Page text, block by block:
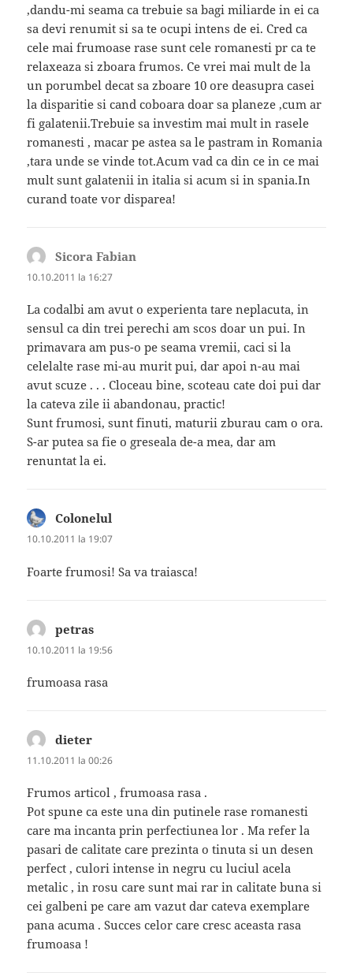
,dandu-mi seama ca trebuie sa bagi miliarde in ei ca
sa devi renumit si sa te ocupi intens de ei. Cred ca
cele mai frumoase rase sunt cele romanesti pr ca te
relaxeaza si zboara frumos. Ce vrei mai mult de la
un porumbel decat sa zboare 10 ore deasupra casei
la disparitie si cand coboara doar sa planeze ,cum ar
fi galatenii.Trebuie sa investim mai mult in rasele
romanesti , macar pe astea sa le pastram in Romania
,tara unde se vinde tot.Acum vad ca din ce in ce mai
mult sunt galatenii in italia si acum si in spania.In
curand toate vor disparea!
Sicora Fabian
10.10.2011 la 16:27
La codalbi am avut o experienta tare neplacuta, in
sensul ca din trei perechi am scos doar un pui. In
primavara am pus-o pe seama vremii, caci si la
celelalte rase mi-au murit pui, dar apoi n-au mai
avut scuze . . . Cloceau bine, scoteau cate doi pui dar
la cateva zile ii abandonau, practic!
Sunt frumosi, sunt finuti, maturii zburau cam o ora.
S-ar putea sa fie o greseala de-a mea, dar am
renuntat la ei.
Colonelul
10.10.2011 la 19:07
Foarte frumosi! Sa va traiasca!
petras
10.10.2011 la 19:56
frumoasa rasa
dieter
11.10.2011 la 00:26
Frumos articol , frumoasa rasa .
Pot spune ca este una din putinele rase romanesti
care ma incanta prin perfectiunea lor . Ma refer la
pasari de calitate care prezinta o tinuta si un desen
perfect , culori intense in negru cu luciul acela
metalic , in rosu care sunt mai rar in calitate buna si
cei galbeni pe care am vazut dar cateva exemplare
pana acuma . Succes celor care cresc aceasta rasa
frumoasa !